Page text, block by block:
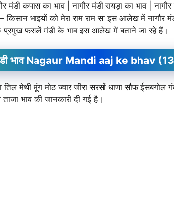
मंडी कपास का भाव | नागौर मंडी रायड़ा का भाव |
किसान भाइयों को मेरा राम राम सा इस आलेख में
के प्रमुख फसलें मंडी के भाव इस आलेख में बताने जा रहे हैं।
भाव Nagaur Mandi aaj ke bhav
मेथी मूंग मोठ ज्वार जीरा सरसों धाणा सौफ ईसबगोल
भाव की जानकारी दी गई है।